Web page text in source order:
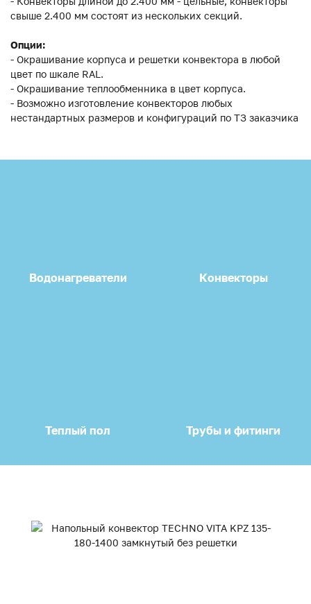
свыше 2.400 мм состоят из нескольких секций.
Опции:
- Окрашивание корпуса и решетки конвектора в любой
цвет по шкале RAL.
- Окрашивание теплообменника в цвет корпуса.
- Возможно изготовление конвекторов любых
нестандартных размеров и конфигураций по ТЗ заказчика
Водонагреватели Конвекторы
Теплый пол Трубы и фитинги